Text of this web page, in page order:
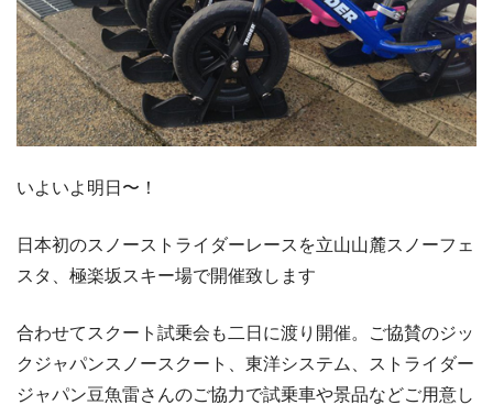
いよいよ明日〜！
日本初のスノーストライダーレースを立山山麓スノーフェ
スタ、極楽坂スキー場で開催致します
合わせてスクート試乗会も二日に渡り開催。ご協賛のジッ
クジャパンスノースクート、東洋システム、ストライダー
ジャパン豆魚雷さんのご協力で試乗車や景品などご用意し